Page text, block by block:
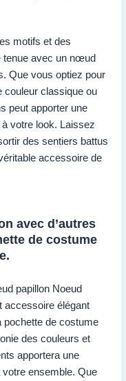
motifs et des
tenue avec un nœud
Que vous optiez pour
couleur classique ou
peut apporter une
à votre look. Laissez
des sentiers battus
accessoire de
avec d’autres
de costume
papillon Noeud
accessoire élégant
pochette de costume
des couleurs et
apportera une
ensemble. Que